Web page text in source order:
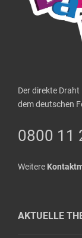
Der direkte
dem deutschen
0800 11
Weitere
AKTUELLE